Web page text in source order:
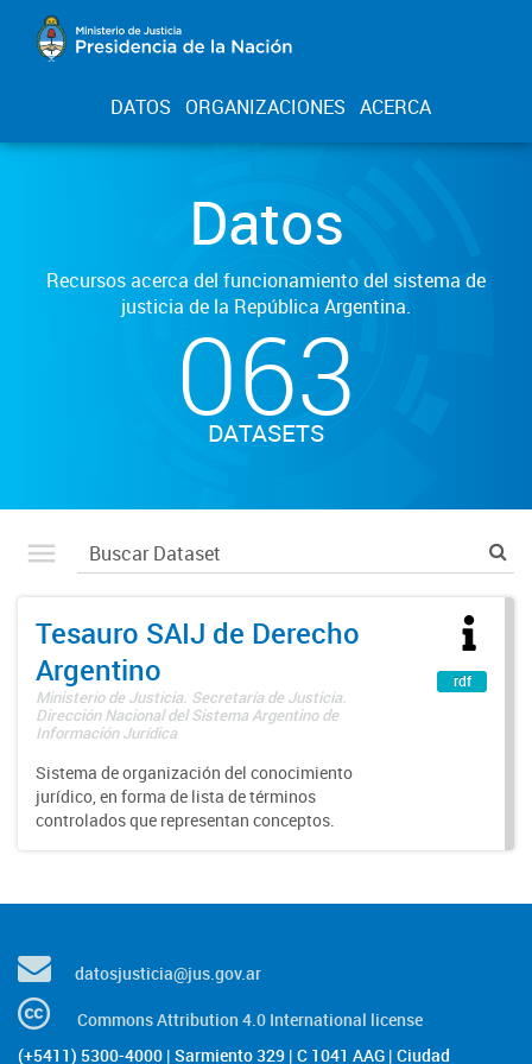
DATOS ORGANIZACIONES ACERCA
Datos
Recursos acerca del funcionamiento del sistema de
justicia de la República Argentina.
063
DATASETS
Tesauro SAIJ de Derecho
Argentino
Ministerio de Justicia. Secretaría de Justicia.
Dirección Nacional del Sistema Argentino de
Información Jurídica
Sistema de organización del conocimiento
jurídico, en forma de lista de términos
controlados que representan conceptos.
rdf
datosjusticia@jus.gov.ar
Commons Attribution 4.0 International license
(+5411) 5300-4000 | Sarmiento 329 | C 1041 AAG | Ciudad